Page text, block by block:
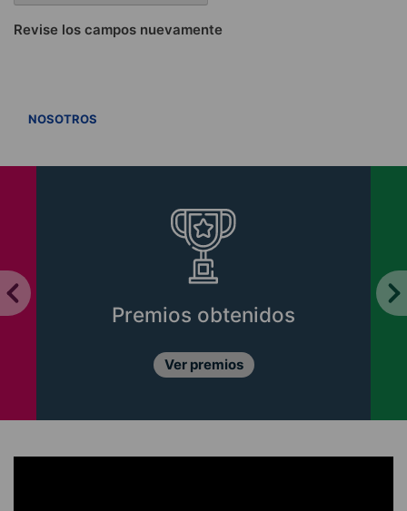
Revise los campos nuevamente
NOSOTROS
Premios obtenidos
Ver premios